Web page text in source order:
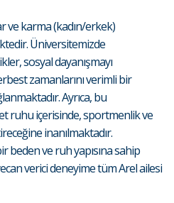
ve karma (kadın/erkek)
Üniversitemizde
sosyal dayanışmayı
zamanlarını verimli bir
Ayrıca, bu
ruhu içerisinde, sportmenlik ve
inanılmaktadır.
beden ve ruh yapısına sahip
verici deneyime tüm Arel ailesi